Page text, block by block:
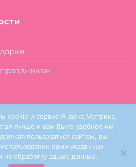
cookie и сервис Яндекс.Метрика,
лучше и вам было удобнее им
пользоваться сайтом, вы
нами указанных
на обработку ваших данных.